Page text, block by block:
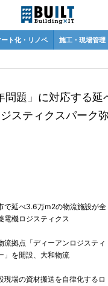
ート化・リノベ 施工・現場管理
問題」に対応する
スティクスパーク
で延べ3.6万m2の物流施設が全
電機ロジスティクス
流拠点「ディーアンロジスティ
」を開設、大和物流
現場の資材搬送を自律化するロ